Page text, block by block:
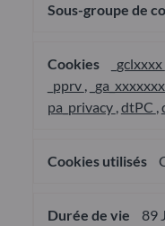
_gclxxxx
_pprv , _ga_xxxxxxx
pa_privacy ,dtPC ,
89